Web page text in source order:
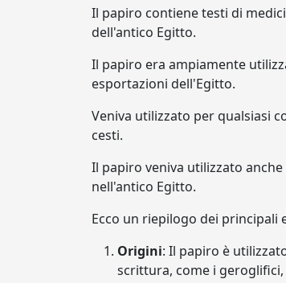
Il papiro contiene testi di
dell'antico Egitto.
Il papiro era ampiamente
esportazioni dell'Egitto.
Veniva utilizzato per qualsiasi
cesti.
Il papiro veniva utilizzato
nell'antico Egitto.
Ecco un riepilogo dei principali
Origini: Il papiro è
scrittura, come i